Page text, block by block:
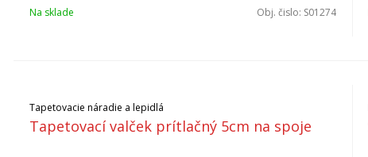
Na sklade Obj. čislo: S01274
Tapetovacie náradie a lepidlá
Tapetovací valček prítlačný 5cm na spoje